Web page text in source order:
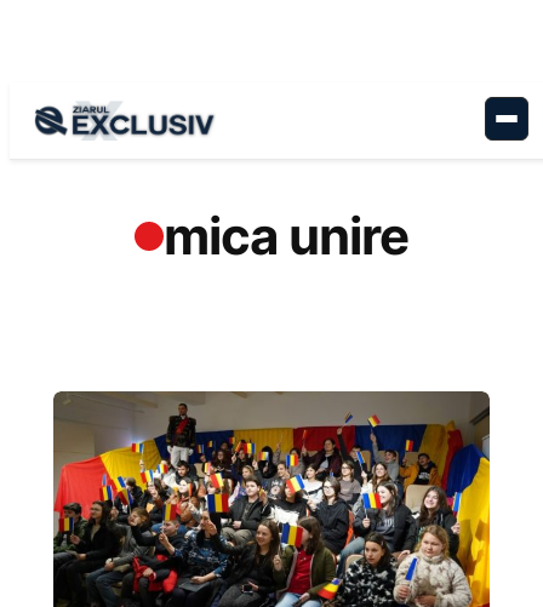
mica unire